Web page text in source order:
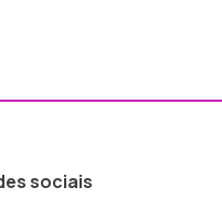
sociais